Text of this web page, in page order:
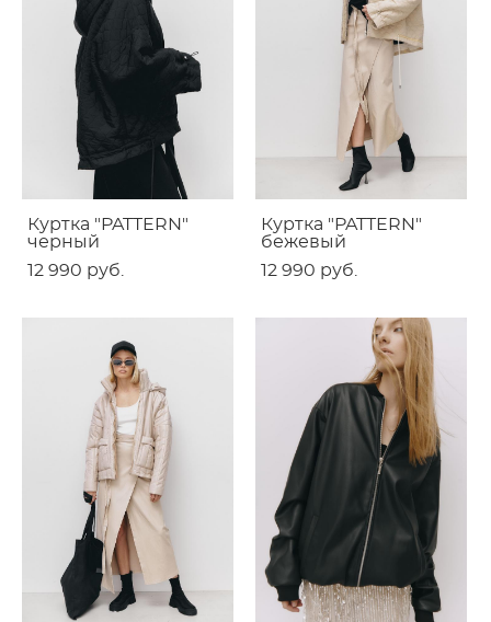
Куртка "PATTERN"
черный
12 990 pуб.
Куртка "PATTERN"
бежевый
12 990 pуб.